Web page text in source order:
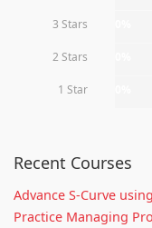
3 Stars
2 Stars
1 Star
Recent Courses
Advance S-Curve
Practice Managing